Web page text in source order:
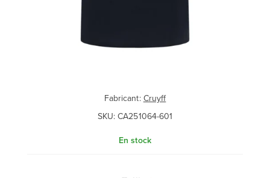
Fabricant: Cruyff
SKU: CA251064-601
En stock